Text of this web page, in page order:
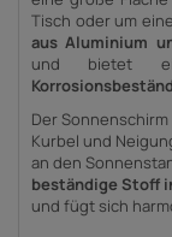
Tisch oder um
aus Aluminium
und bietet
Der
Kurbel und
an den
beständige Stoff
und fügt sich